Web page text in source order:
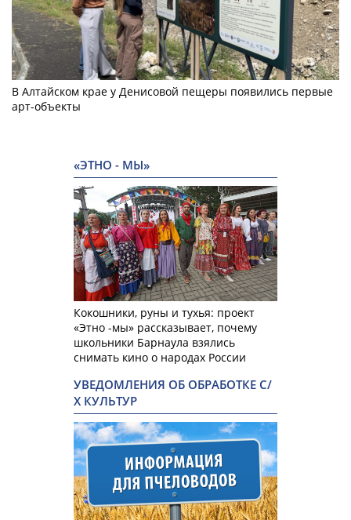
В Алтайском крае у Денисовой пещеры появились первые
арт-объекты
«ЭТНО - МЫ»
Кокошники, руны и тухья: проект
«Этно -мы» рассказывает, почему
школьники Барнаула взялись
снимать кино о народах России
УВЕДОМЛЕНИЯ ОБ ОБРАБОТКЕ С/
Х КУЛЬТУР